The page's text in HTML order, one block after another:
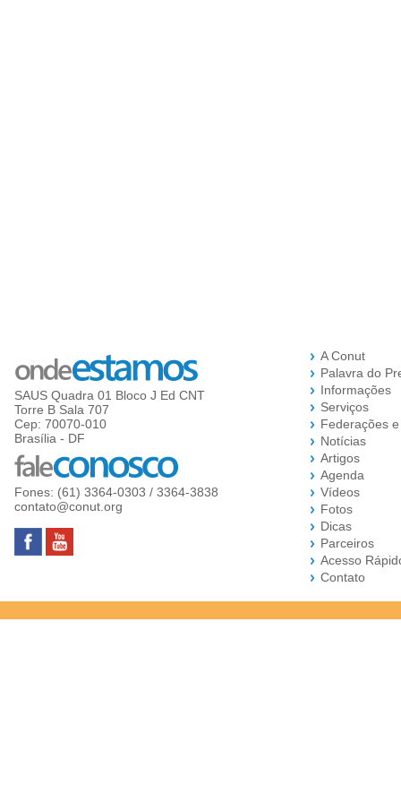
SAUS Quadra 01 Bloco J Ed CNT
Torre B Sala 707
Cep: 70070-010
Brasília - DF
Fones: (61) 3364-0303 / 3364-3838
contato@conut.org
A Conut
Palavra do
Informações
Serviços
Federações
Notícias
Artigos
Agenda
Vídeos
Fotos
Dicas
Parceiros
Acesso
Contato